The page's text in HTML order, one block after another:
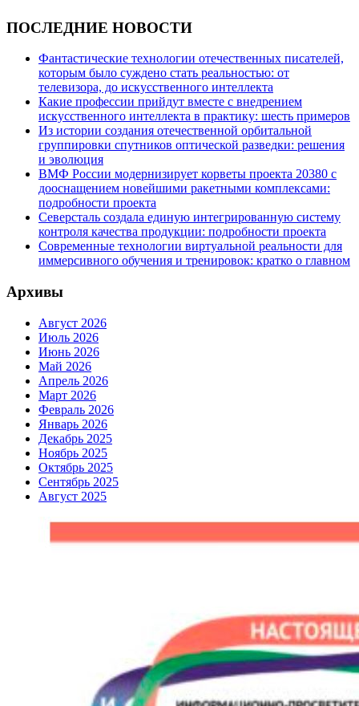
ПОСЛЕДНИЕ НОВОСТИ
Фантастические технологии отечественных писателей,
которым было суждено стать реальностью: от
телевизора, до искусственного интеллекта
Какие профессии прийдут вместе с внедрением
искусственного интеллекта в практику: шесть примеров
Из истории создания отечественной орбитальной
группировки спутников оптической разведки: решения
и эволюция
ВМФ России модернизирует корветы проекта 20380 с
дооснащением новейшими ракетными комплексами:
подробности проекта
Северсталь создала единую интегрированную систему
контроля качества продукции: подробности проекта
Современные технологии виртуальной реальности для
иммерсивного обучения и тренировок: кратко о главном
Архивы
Август 2026
Июль 2026
Июнь 2026
Май 2026
Апрель 2026
Март 2026
Февраль 2026
Январь 2026
Декабрь 2025
Ноябрь 2025
Октябрь 2025
Сентябрь 2025
Август 2025